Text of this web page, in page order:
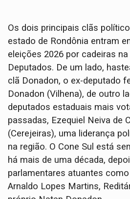
Os dois principais clãs
estado de Rondônia entram
eleições 2026 por cadeiras
Deputados. De um lado,
clã Donadon, o ex-deputado
Donadon (Vilhena), de outro
deputados estaduais mais
passadas, Ezequiel Neiva de
(Cerejeiras), uma liderança
na região. O Cone Sul está
há mais de uma década,
parlamentares atuantes
Arnaldo Lopes Martins,